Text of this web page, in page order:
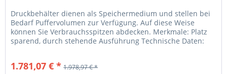
Druckbehälter dienen als Speichermedium und stellen bei
Bedarf Puffervolumen zur Verfügung. Auf diese Weise
können Sie Verbrauchsspitzen abdecken. Merkmale: Platz
sparend, durch stehende Ausführung Technische Daten:
1.781,07 € * 1.978,97 € *